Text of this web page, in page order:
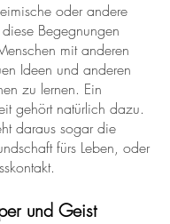
oder andere
Begegnungen
mit anderen
Ideen und anderen
zu lernen. Ein
gehört natürlich dazu.
daraus sogar die
fürs Leben, oder
und Geist